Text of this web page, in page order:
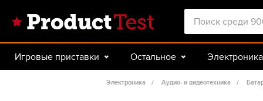
Игровые приставки Остальное Электроника
Авто Спорт и туризм
Электроника Аудио- и видеотехника